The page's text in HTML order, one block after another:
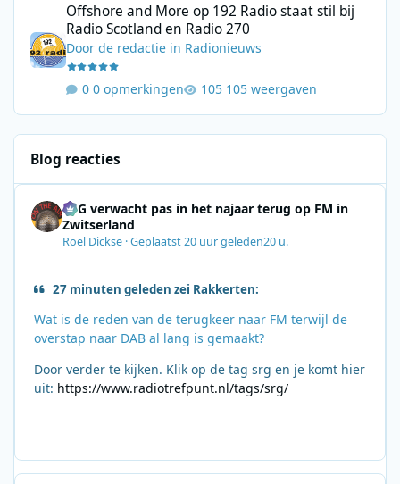
Offshore and More op 192 Radio staat stil bij
Radio Scotland en Radio 270
Doorde redactie in Radionieuws
0 opmerkingen 105 weergaven
Blog reacties
SRG verwacht pas in het najaar terug op FM in
Zwitserland
Roel Dickse ·Geplaatst20 uur geleden20 u.
27 minuten geleden zei Rakkerten:
Wat is de reden van de terugkeer naar FM terwijl de
overstap naar DAB al lang is gemaakt?
Door verder te kijken. Klik op de tag srg en je komt hier
uit: https://www.radiotrefpunt.nl/tags/srg/